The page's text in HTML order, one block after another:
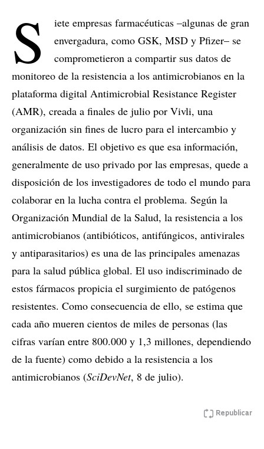
S
iete empresas farmacéuticas –algunas de gran
envergadura, como GSK, MSD y Pfizer– se
comprometieron a compartir sus datos de
monitoreo de la resistencia a los antimicrobianos en la
plataforma digital Antimicrobial Resistance Register
(AMR), creada a finales de julio por Vivli, una
organización sin fines de lucro para el intercambio y
análisis de datos. El objetivo es que esa información,
generalmente de uso privado por las empresas, quede a
disposición de los investigadores de todo el mundo para
colaborar en la lucha contra el problema. Según la
Organización Mundial de la Salud, la resistencia a los
antimicrobianos (antibióticos, antifúngicos, antivirales
y antiparasitarios) es una de las principales amenazas
para la salud pública global. El uso indiscriminado de
estos fármacos propicia el surgimiento de patógenos
resistentes. Como consecuencia de ello, se estima que
cada año mueren cientos de miles de personas (las
cifras varían entre 800.000 y 1,3 millones, dependiendo
de la fuente) como debido a la resistencia a los
antimicrobianos (SciDevNet, 8 de julio).
Republicar